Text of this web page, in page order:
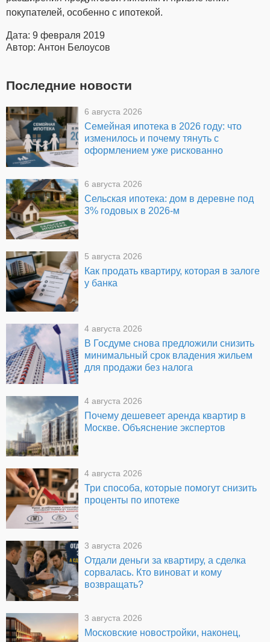
покупателей, особенно с ипотекой.
Дата: 9 февраля 2019
Автор: Антон Белоусов
Последние новости
6 августа 2026
Семейная ипотека в 2026 году: что
изменилось и почему тянуть с
оформлением уже рискованно
6 августа 2026
Сельская ипотека: дом в деревне под
3% годовых в 2026-м
5 августа 2026
Как продать квартиру, которая в залоге
у банка
4 августа 2026
В Госдуме снова предложили снизить
минимальный срок владения жильем
для продажи без налога
4 августа 2026
Почему дешевеет аренда квартир в
Москве. Объяснение экспертов
4 августа 2026
Три способа, которые помогут снизить
проценты по ипотеке
3 августа 2026
Отдали деньги за квартиру, а сделка
сорвалась. Кто виноват и кому
возвращать?
3 августа 2026
Московские новостройки, наконец,